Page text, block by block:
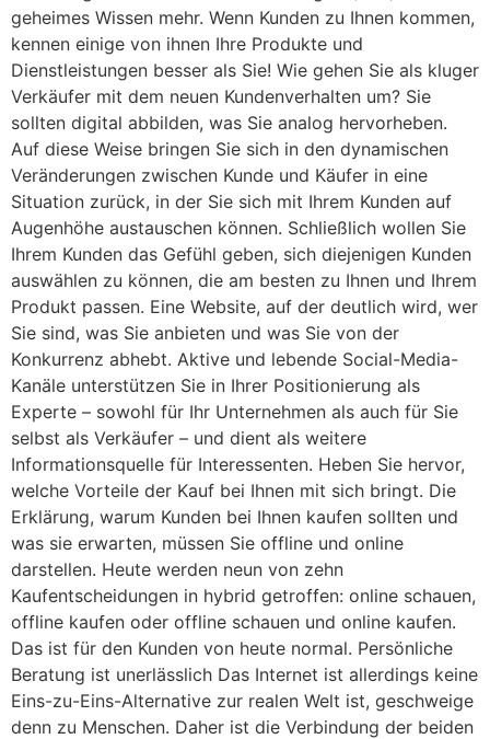
geheimes Wissen mehr. Wenn Kunden zu Ihnen kommen,
kennen einige von ihnen Ihre Produkte und
Dienstleistungen besser als Sie! Wie gehen Sie als kluger
Verkäufer mit dem neuen Kundenverhalten um? Sie
sollten digital abbilden, was Sie analog hervorheben.
Auf diese Weise bringen Sie sich in den dynamischen
Veränderungen zwischen Kunde und Käufer in eine
Situation zurück, in der Sie sich mit Ihrem Kunden auf
Augenhöhe austauschen können. Schließlich wollen Sie
Ihrem Kunden das Gefühl geben, sich diejenigen Kunden
auswählen zu können, die am besten zu Ihnen und Ihrem
Produkt passen. Eine Website, auf der deutlich wird, wer
Sie sind, was Sie anbieten und was Sie von der
Konkurrenz abhebt. Aktive und lebende Social-Media-
Kanäle unterstützen Sie in Ihrer Positionierung als
Experte – sowohl für Ihr Unternehmen als auch für Sie
selbst als Verkäufer – und dient als weitere
Informationsquelle für Interessenten. Heben Sie hervor,
welche Vorteile der Kauf bei Ihnen mit sich bringt. Die
Erklärung, warum Kunden bei Ihnen kaufen sollten und
was sie erwarten, müssen Sie offline und online
darstellen. Heute werden neun von zehn
Kaufentscheidungen in hybrid getroffen: online schauen,
offline kaufen oder offline schauen und online kaufen.
Das ist für den Kunden von heute normal. Persönliche
Beratung ist unerlässlich Das Internet ist allerdings keine
Eins-zu-Eins-Alternative zur realen Welt ist, geschweige
denn zu Menschen. Daher ist die Verbindung der beiden